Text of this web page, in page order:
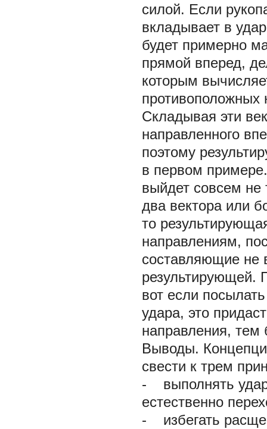
силой. Если
вкладывает в
будет примерно
прямой вперед,
которым
противоположных
Складывая эти
направленного
поэтому
в первом
выйдет совсем не
два вектора или
то
направлениям,
составляющие не
результирующей.
вот если
удара, это
направления, тем
Выводы.
свести к трем
-
выполнять
естественно
-
избегать